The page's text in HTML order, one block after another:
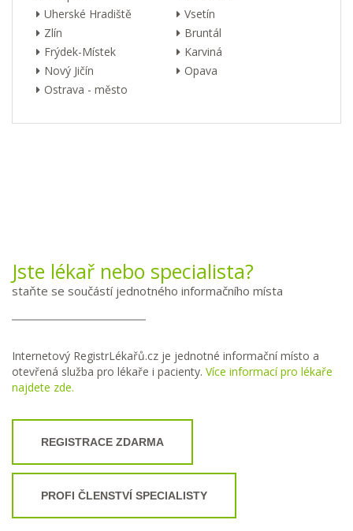
Uherské Hradiště
Vsetín
Zlín
Bruntál
Frýdek-Místek
Karviná
Nový Jičín
Opava
Ostrava - město
Jste lékař nebo specialista?
staňte se součástí jednotného informačního místa
Internetový RegistrLékařů.cz je jednotné informační místo a
otevřená služba pro lékaře i pacienty. Více informací pro lékaře
najdete zde.
REGISTRACE ZDARMA
PROFI ČLENSTVÍ SPECIALISTY